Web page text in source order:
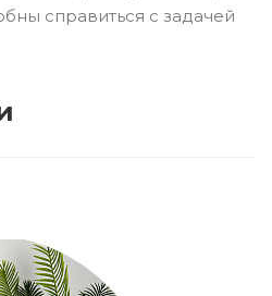
справиться с задачей